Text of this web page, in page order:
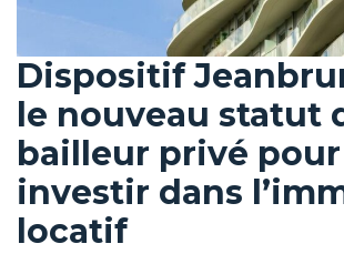
Dispositif
le nouveau statut
bailleur privé pour
investir dans
locatif